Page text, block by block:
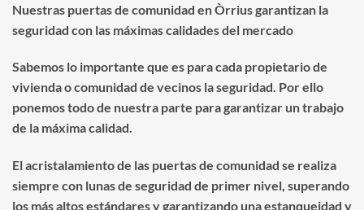
Nuestras puertas de comunidad en Òrrius garantizan la
seguridad con las máximas calidades del mercado
Sabemos lo importante que es para cada propietario de
vivienda o comunidad de vecinos la seguridad. Por ello
ponemos todo de nuestra parte para garantizar un trabajo
de la máxima calidad.
El acristalamiento de las puertas de comunidad se realiza
siempre con lunas de seguridad de primer nivel, superando
los más altos estándares y garantizando una estanqueidad y